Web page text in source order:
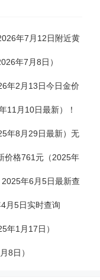
年7月12日附近黄
年7月8日）
年2月13日今日金价
11月10日最新）！
年8月29日最新）无
价格761元（2025年
年6月5日最新查
月5日实时查询
年1月17日）
8日）